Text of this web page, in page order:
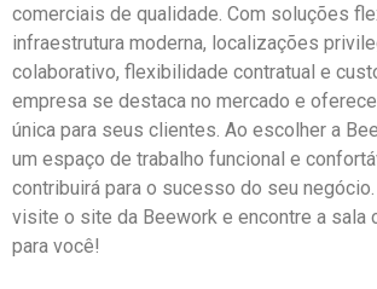
comerciais de qualidade. Com soluções
infraestrutura moderna, localizações
colaborativo, flexibilidade contratual e
empresa se destaca no mercado e
única para seus clientes. Ao escolher a
um espaço de trabalho funcional e
contribuirá para o sucesso do seu
visite o site da Beework e encontre a sala
para você!